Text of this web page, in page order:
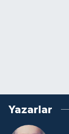
Yazarlar